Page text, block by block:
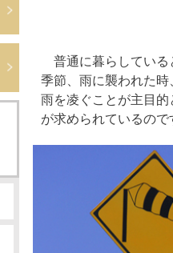
普通に暮らしてい
季節、雨に襲われた
雨を凌ぐことが主目
が求められているので